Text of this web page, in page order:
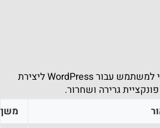
WPForms הוא תוסף ידידותי למשתמש עבור WordPress ליצירת
גרירה ושחרור.